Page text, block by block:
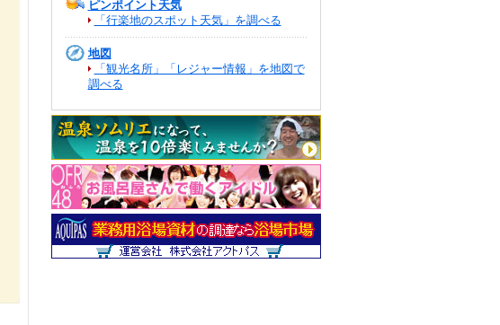
ピンポイント天気
「行楽地のスポット天気」を調べる
地図
「観光名所」「レジャー情報」を地図で
調べる